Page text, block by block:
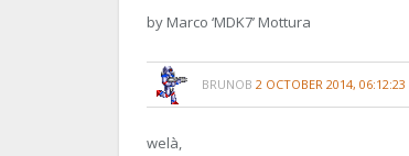
by Marco ‘MDK7’ Mottura
BRUNOB 2 OCTOBER 2014, 06:12:23
welà,